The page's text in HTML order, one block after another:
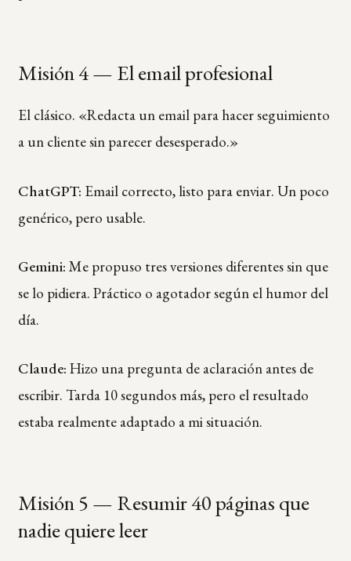
Misión 4 — El email profesional
El clásico. «Redacta un email para hacer seguimiento
a un cliente sin parecer desesperado.»
ChatGPT: Email correcto, listo para enviar. Un poco
genérico, pero usable.
Gemini: Me propuso tres versiones diferentes sin que
se lo pidiera. Práctico o agotador según el humor del
día.
Claude: Hizo una pregunta de aclaración antes de
escribir. Tarda 10 segundos más, pero el resultado
estaba realmente adaptado a mi situación.
Misión 5 — Resumir 40 páginas que
nadie quiere leer